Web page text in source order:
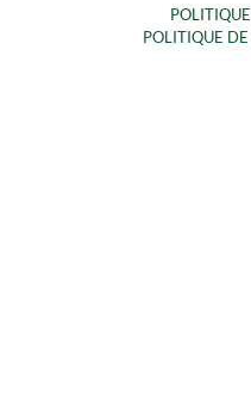
POLITIQUE